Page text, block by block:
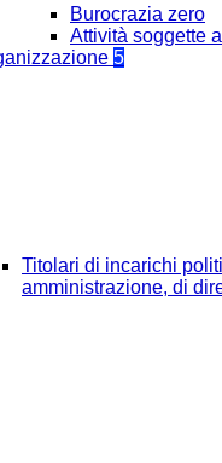
Burocrazia zero
Attività soggette
5
Titolari di incarichi
amministrazione, di